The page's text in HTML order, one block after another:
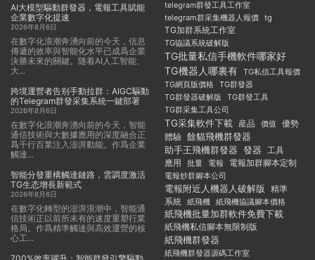
AI大模型驅動群發器，電報工具賦能
企業數字化提速
2026年8月6日
在數字化浪潮奔湧向前的今天，信息
傳遞的效率與智能化水平已成爲企業
決勝未來的關鍵。随着AI人工智能、
大...
跨境運營者告别手動拉群：AIGC驅動
的Telegram群發采集系統一鍵部署
2026年8月6日
在數字化浪潮奔湧向前的今天，智能
通信技術與大數據應用的深度融合正
爲千行百業注入澎湃動能。作爲企業
觸達...
智能分發重構觸達鏈路，雲調度激活
TG生态增長新範式
2026年8月6日
在數字化轉型的澎湃浪潮中，智能通
信技術正以前所未有的速度重塑行業
格局。作爲精準觸達與高效運營的核
心工...
telegram群發工具工作室
telegram群采集機器人報價 tg
TG加群系統工作室
TG協議系統破解版
TG批量私信手機軟件哪家好
TG機器人哪裏有
TG私信工具報價
TG網頁版價格
TG群發器
TG群發器破解版
TG群發工具
TG群采集工具公司
TG采集軟件下載 産品 價值 優勢
體驗 餘貓飛機群發器
助手王飛機群發器 發器 工具
應用
批量 電報 電報加群腳本定制
電報炒群腳本公司
電報附近人機器人破解版 精準
系統 紙飛機 紙飛機協議腳本價格
紙飛機批量加群軟件免費下載
紙飛機私信腳本無限制版
紙飛機群發器
紙飛機群發器源碼工作室